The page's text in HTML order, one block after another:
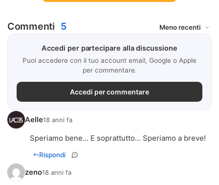
Commenti 5
Accedi per partecipare alla discussione
Puoi accedere con il tuo account email, Google o Apple
per commentare.
Accedi per commentare
Aelle18 anni fa
Speriamo bene... E soprattutto... Speriamo a breve!
Rispondi
zeno18 anni fa